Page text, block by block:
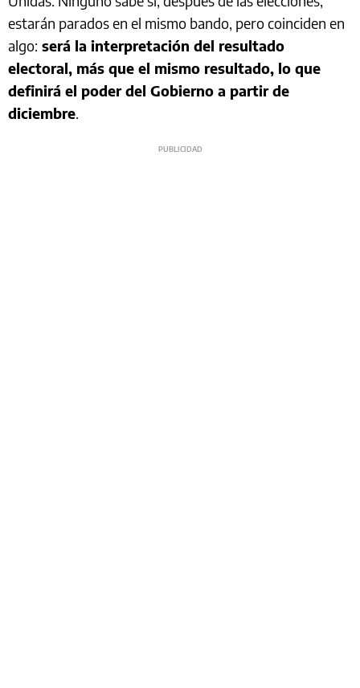
estarán parados en el mismo bando, pero coinciden en
algo: será la interpretación del resultado
electoral, más que el mismo resultado, lo que
definirá el poder del Gobierno a partir de
diciembre.